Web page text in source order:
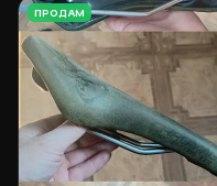
ПРОДАМ